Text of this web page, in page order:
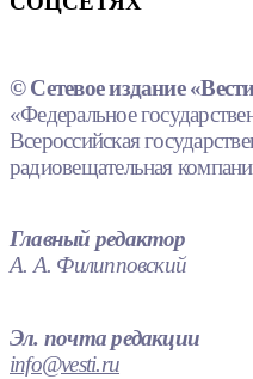
© Сетевое издание
«Федеральное
Всероссийская
радиовещательная
Главный редактор
А. А. Филипповский
Эл. почта редакции
info@vesti.ru